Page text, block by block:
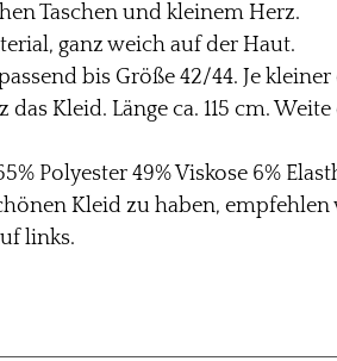
Taschen und kleinem Herz.
ganz weich auf der Haut.
bis Größe 42/44. Je
das Kleid. Länge ca. 115 cm.
Polyester 49% Viskose 6%
Kleid zu haben, empfehlen
links.